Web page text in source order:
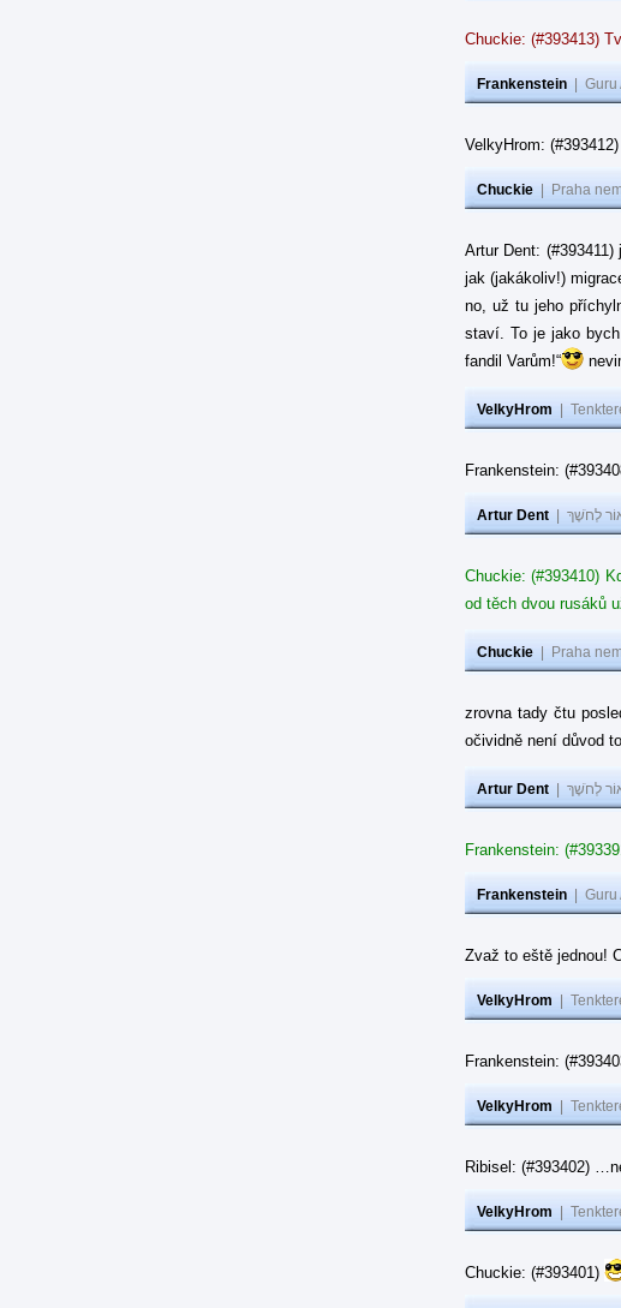
Chuckie: (#393413)
Frankenstein Guru
VelkyHrom:
Chuckie Praha
Artur Dent:
jak (jakákoliv!)
no, už tu jeho
staví. To je jako
fandil Varům!“
VelkyHrom
Frankenstein:
Artur Dent לְחֹשֶׁךְ
Chuckie: (#393410)
od těch dvou rusáků
Chuckie Praha
zrovna tady čtu
očividně není důvod
Artur Dent לְחֹשֶׁךְ
Frankenstein:
Frankenstein Guru
Zvaž to eště jednou!
VelkyHrom
Frankenstein:
VelkyHrom
Ribisel: (#393402)
VelkyHrom
Chuckie: (#393401)